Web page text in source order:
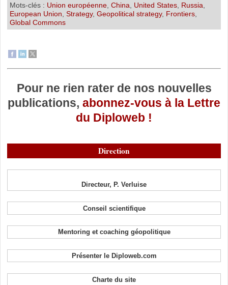
Mots-clés : Union européenne, China United States, Russia
European Union Strategy, Geopolitical strategy, Frontiers,
Global Commons
Pour ne rien rater de nos nouvelles
publications, abonnez-vous à la Lettre
du Diploweb !
Direction
Directeur, P. Verluise
Conseil scientifique
Mentoring et coaching géopolitique
Présenter le Diploweb.com
Charte du site